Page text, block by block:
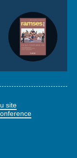
site